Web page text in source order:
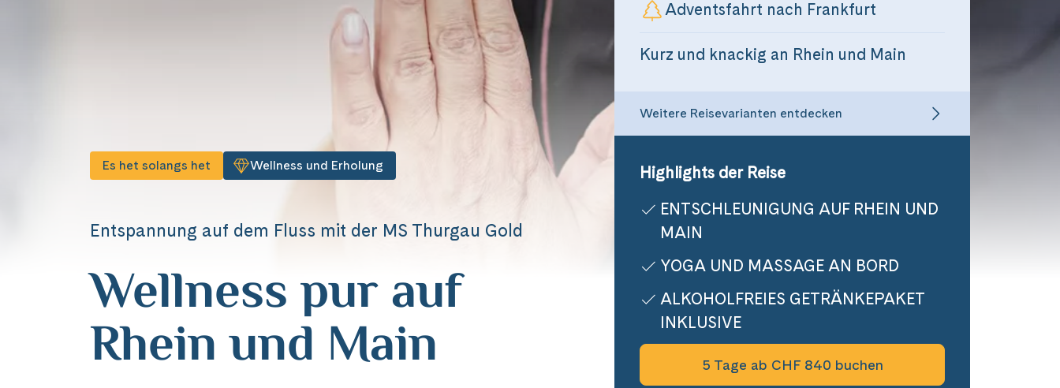
Es het solangs het Wellness und Erholung
Entspannung auf dem Fluss mit der MS Thurgau Gold
Wellness pur auf
Rhein und Main
Adventsfahrt nach Frankfurt
Kurz und knackig an Rhein und Main
Weitere Reisevarianten entdecken
Highlights der Reise
ENTSCHLEUNIGUNG AUF RHEIN UND
MAIN
YOGA UND MASSAGE AN BORD
ALKOHOLFREIES GETRÄNKEPAKET
INKLUSIVE
5 Tage ab CHF 840 buchen